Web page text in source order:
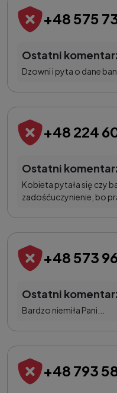
+48 575
Ostatni
Dzowni i pyta o dane
+48 224
Ostatni
Kobieta pytała się czy
zadośćuczynienie, bo
+48 573
Ostatni
Bardzo niemiła Pani...
+48 793